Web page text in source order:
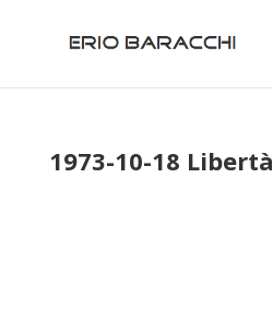
1973-10-18 Libertà